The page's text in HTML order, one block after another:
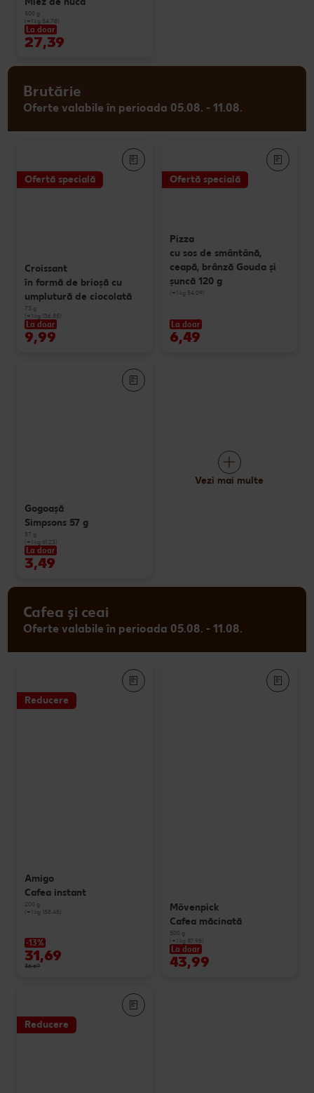
500 g
(=1 kg 54.78)
La doar
27,39
Brutărie
Oferte valabile în perioada 05.08. - 11.08.
Ofertă specială
Croissant
în formă de brioșă cu
umplutură de ciocolată
73 g
(=1 kg 136.85)
La doar
9,99
Ofertă specială
Pizza
cu sos de smântână,
ceapă, brânză Gouda și
șuncă 120 g
(=1 kg 54.09)
La doar
6,49
Gogoașă
Simpsons 57 g
57 g
(=1 kg 61.23)
La doar
3,49
Vezi mai multe
Cafea și ceai
Oferte valabile în perioada 05.08. - 11.08.
Reducere
Amigo
Cafea instant
200 g
(=1 kg 158.45)
-13%
31,69
36,69
Mövenpick
Cafea măcinată
500 g
(=1 kg 87.98)
La doar
43,99
Reducere